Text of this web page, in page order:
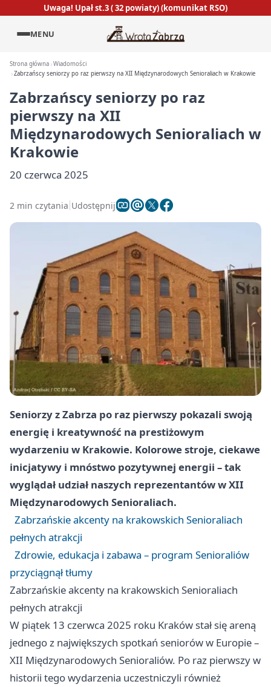
Uwaga! Upał st.3 ( 32 powiaty) (komunikat RSO)
MENU
Strona główna Wiadomości
Zabrzańscy seniorzy po raz pierwszy na XII Międzynarodowych Senioraliach w Krakowie
Zabrzańscy seniorzy po raz
pierwszy na XII
Międzynarodowych Senioraliach w
Krakowie
20 czerwca 2025
2 min czytania Udostępnij
Seniorzy z Zabrza po raz pierwszy pokazali swoją
energię i kreatywność na prestiżowym
wydarzeniu w Krakowie. Kolorowe stroje, ciekawe
inicjatywy i mnóstwo pozytywnej energii – tak
wyglądał udział naszych reprezentantów w XII
Międzynarodowych Senioraliach.
Zabrzańskie akcenty na krakowskich Senioraliach
pełnych atrakcji
Zdrowie, edukacja i zabawa – program Senioraliów
przyciągnął tłumy
Zabrzańskie akcenty na krakowskich Senioraliach
pełnych atrakcji
W piątek 13 czerwca 2025 roku Kraków stał się areną
jednego z największych spotkań seniorów w Europie –
XII Międzynarodowych Senioraliów. Po raz pierwszy w
historii tego wydarzenia uczestniczyli również